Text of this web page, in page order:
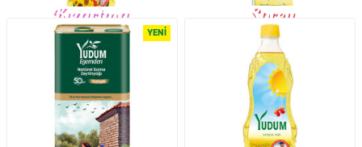
Kızartma
Ustası
Sprey
YENI